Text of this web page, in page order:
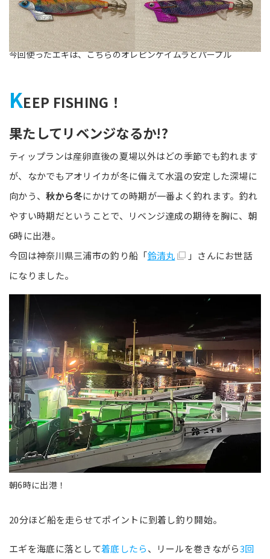
今回使ったエギは、こちらのオレピンケイムラとパープル
KEEP FISHING！
果たしてリベンジなるか!?
ティップランは産卵直後の夏場以外はどの季節でも釣れます
が、なかでもアオリイカが冬に備えて水温の安定した深場に
向かう、秋から冬にかけての時期が一番よく釣れます。釣れ
やすい時期だということで、リベンジ達成の期待を胸に、朝
6時に出港。
今回は神奈川県三浦市の釣り船「鈴清丸
」さんにお世話
になりました。
朝6時に出港！
20分ほど船を走らせてポイントに到着し釣り開始。
エギを海底に落として着底したら、リールを巻きながら3回